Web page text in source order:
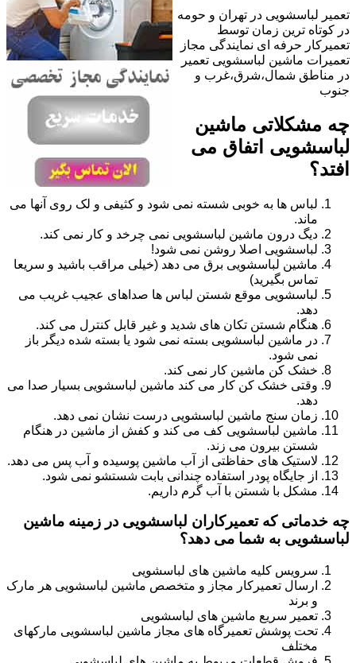
تعمیر لباسشویی در تهران و حومه
در کوتاه ترین زمان توسط
تعمیرکار حرفه ای نمایندگی مجاز
تعمیرات ماشین لباسشویی تعمیر
در مناطق شمال،شرق،غرب و
جنوب
چه مشکلاتی ماشین
لباسشویی اتفاق می
افتد؟
لباس ها به خوبی شسته نمی شود و کثیفی و لک روی آنها می
ماند.
دیگ درون ماشین لباسشویی نمی چرخد و کار نمی کند.
لباسشویی اصلا روشن نمی شود!
ماشین لباسشویی برق می دهد (خیلی مراقب باشید و سریعا
تماس بگیرید)
لباسشویی موقع شستن لباس ها صداهای عجیب غریب می
دهد.
هنگام شستن تکان های شدید و غیر قابل کنترل می کند.
در ماشین لباسشویی بسته نمی شود یا بسته شده دیگر باز
نمی شود.
خشک کن ماشین کار نمی کند.
وقتی خشک کن کار می کند ماشین لباسشویی بسیار صدا می
دهد.
زمان سنج ماشین لباسشویی درست نشان نمی دهد.
ماشین لباسشویی کف می کند و کفش از ماشین در هنگام
شستن بیرون می زند.
لاستیک های حفاظتی از آب ماشین پوسیده و آب پس می دهد.
از جایگاه پودر استفاده چندانی بابت شستشو نمی شود.
مشکل با شستن با آب گرم داریم.
چه خدماتی که تعمیرکاران لباسشویی در زمینه ماشین
لباسشویی به شما می دهد؟
سرویس کلیه ماشین های لباسشویی
ارسال تعمیرکار مجاز و متخصص ماشین لباسشویی هر مارک
و برند
تعمیر سریع ماشین های لباسشویی
تحت پوشش تعمیرگاه های مجاز ماشین لباسشویی مارکهای
مختلف